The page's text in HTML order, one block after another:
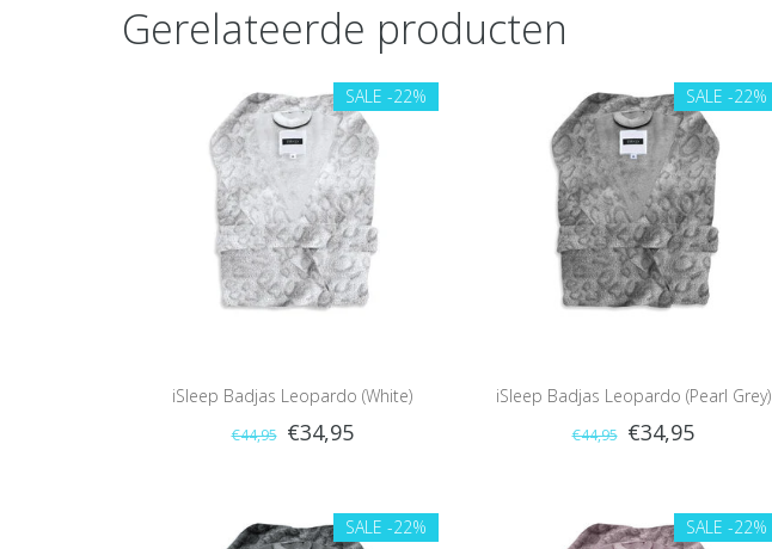
Gerelateerde producten
SALE -22%
iSleep Badjas Leopardo (White)
€44,95 €34,95
SALE -22%
iSleep Badjas Leopardo (Pearl Grey)
€44,95 €34,95
SALE -22% SALE -22%